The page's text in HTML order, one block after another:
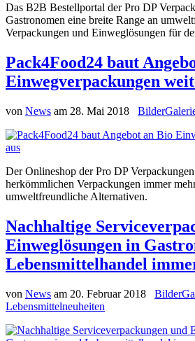
Das B2B Bestellportal der Pro DP
Gastronomen eine breite Range an
Verpackungen und Einweglösungen für
Pack4Food24 baut
Einwegverpackungen
von News am 28. Mai 2018
Der Onlineshop der Pro DP
herkömmlichen Verpackungen immer
umweltfreundliche Alternativen.
Nachhaltige
Einweglösungen in
Lebensmittelhandel
von News am 20. Februar 2018
Lebensmittelneuheiten